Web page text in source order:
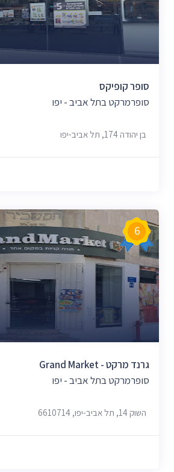
סופר קופיקס
סופרמרקט בתל אביב - יפו
בן יהודה 174, תל אביב-יפו
6
גרנד מרקט - Grand Market
סופרמרקט בתל אביב - יפו
השוק 14, תל אביב-יפו, 6610714